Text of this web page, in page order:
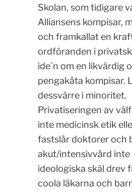
Skolan, som tidigare
Alliansens kompisar,
och framkallat en
ordföranden i
ide´n om en likvärdig
pengakåta kompisar.
dessvärre i minoritet.
Privatiseringen av
inte medicinsk etik
fastslår doktorer och
akut/intensivvård inte
ideologiska skäl drev
coola läkarna och